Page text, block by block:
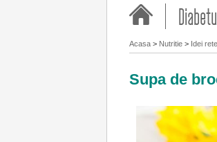
Acasa > Nutritie > Idei
Supa de